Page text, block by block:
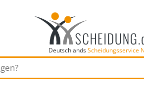
DeutschlandsScheidungsservice